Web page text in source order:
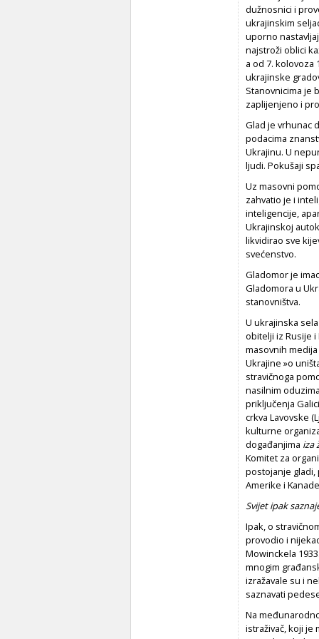
dužnosnici i
ukrajinskim
uporno
najstroži oblici
a od 7. kolovoza
ukrajinske
Stanovnicima je
zaplijenjeno i
Glad je vrhunac
podacima
Ukrajinu. U
ljudi. Pokušaji
Uz masovni
zahvatio je i
inteligencije,
Ukrajinskoj
likvidirao sve
svećenstvo.
Gladomor je
Gladomora u
stanovništva.
U ukrajinska
obitelji iz Rusije
masovnih
Ukrajine »o
stravičnoga
nasilnim
priključenja
crkva Lavovske
kulturne
događanjima iza
Komitet za
postojanje
Amerike i
Svijet ipak
Ipak, o
provodio i
Mowinckela
mnogim
izražavale su i
saznavati
Na
istraživač, koji je